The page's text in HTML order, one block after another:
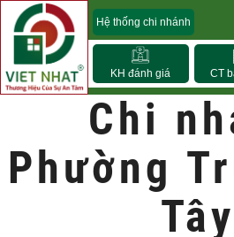
Hệ thống chi nhánh
KH đánh giá CT
Chi
Phường
Tây